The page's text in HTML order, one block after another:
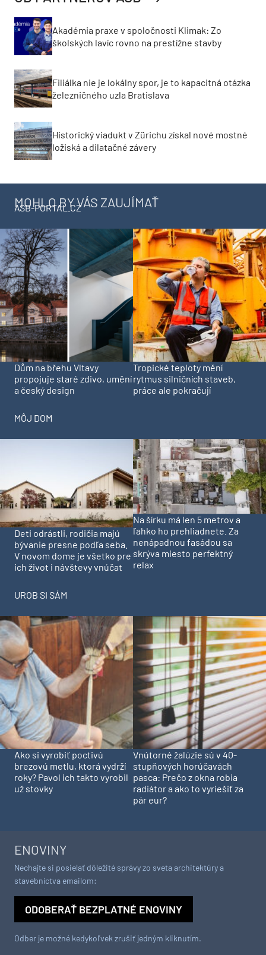
Akadémia praxe v spoločnosti Klimak: Zo
školských lavíc rovno na prestížne stavby
Filiálka nie je lokálny spor, je to kapacitná otázka
železničného uzla Bratislava
Historický viadukt v Zürichu získal nové mostné
ložiská a dilatačné závery
MOHLO BY VÁS ZAUJÍMAŤ
ASB-PORTAL.CZ
Dům na břehu Vltavy
propojuje staré zdivo, umění
a český design
Tropické teploty mění
rytmus silničních staveb,
práce ale pokračují
MÔJ DOM
Deti odrástli, rodičia majú
bývanie presne podľa seba.
V novom dome je všetko pre
ich život i návštevy vnúčat
Na šírku má len 5 metrov a
ľahko ho prehliadnete. Za
nenápadnou fasádou sa
skrýva miesto perfektný
relax
UROB SI SÁM
Ako si vyrobiť poctivú
brezovú metlu, ktorá vydrží
roky? Pavol ich takto vyrobil
už stovky
Vnútorné žalúzie sú v 40-
stupňových horúčavách
pasca: Prečo z okna robia
radiátor a ako to vyriešiť za
pár eur?
ENOVINY
Nechajte si posielať dôležité správy zo sveta architektúry a
stavebníctva emailom:
ODOBERAŤ BEZPLATNÉ ENOVINY
Odber je možné kedykoľvek zrušiť jedným kliknutím.